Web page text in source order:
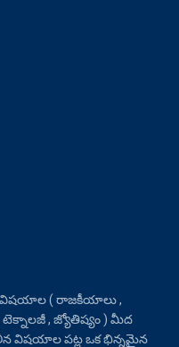
విషయాల ( రాజకీయాలు ,
టెక్నాలజీ , జ్యోతిష్యం ) మీద
విషయాల పట్ల ఒక భిన్నమైన